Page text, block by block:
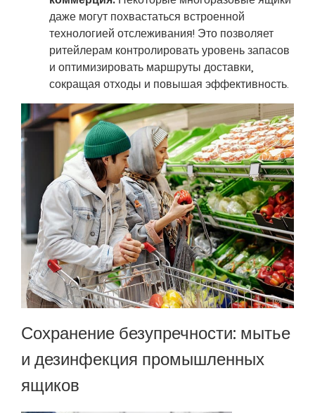
даже могут похвастаться встроенной
технологией отслеживания! Это позволяет
ритейлерам контролировать уровень запасов
и оптимизировать маршруты доставки,
сокращая отходы и повышая эффективность.
Сохранение безупречности: мытье
и дезинфекция промышленных
ящиков